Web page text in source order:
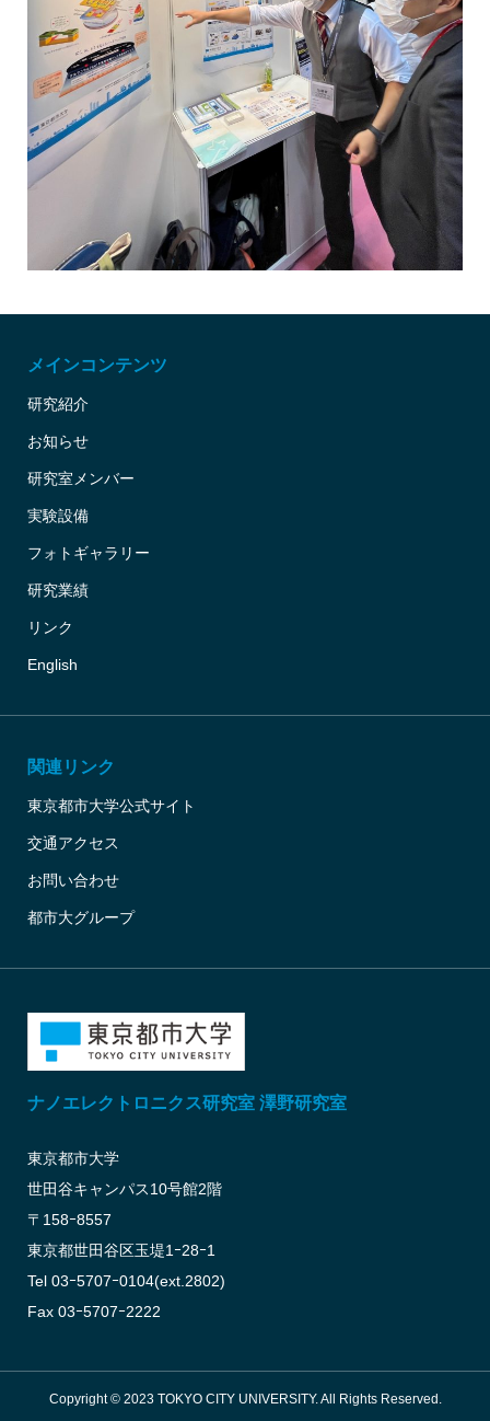
メインコンテンツ
研究紹介
お知らせ
研究室メンバー
実験設備
フォトギャラリー
研究業績
リンク
English
関連リンク
東京都市大学公式サイト
交通アクセス
お問い合わせ
都市大グループ
ナノエレクトロニクス研究室 澤野研究室
東京都市大学
世田谷キャンパス10号館2階
〒158ｰ8557
東京都世田谷区玉堤1ｰ28ｰ1
Tel 03ｰ5707ｰ0104(ext.2802)
Fax 03ｰ5707ｰ2222
Copyright © 2023 TOKYO CITY UNIVERSITY. All Rights Reserved.